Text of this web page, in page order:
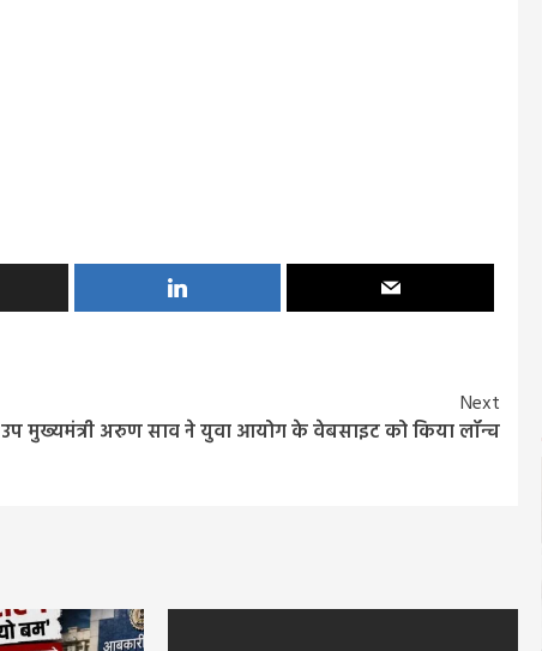
Next
उप मुख्यमंत्री अरुण साव ने युवा आयोग के वेबसाइट को किया लॉन्च